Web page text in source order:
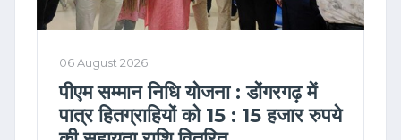
06 August 2026
पीएम सम्मान निधि योजना : डोंगरगढ़ में
पात्र हितग्राहियों को 15 : 15 हजार रुपये